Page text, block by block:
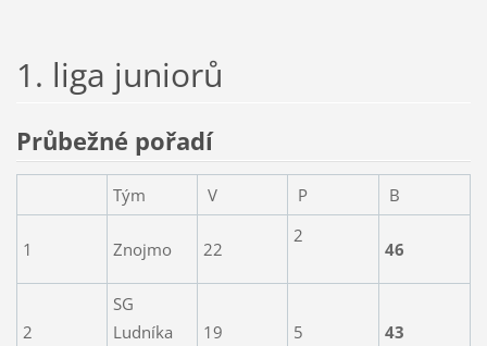
1. liga juniorů
Průbežné pořadí
Tým V P B
1 Znojmo 22
2
46
2
SG
Ludníka
19 5 43